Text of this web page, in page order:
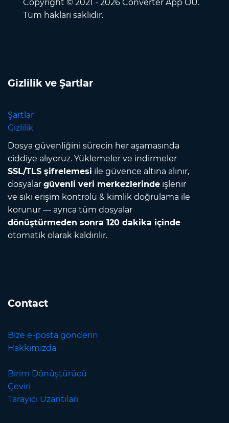
Copyright © 2021 - 2026 Converter App OÜ.
Tüm hakları saklıdır.
Gizlilik ve Şartlar
Şartlar
Gizlilik
Dosya güvenliğini sürecin her aşamasında
ciddiye alıyoruz. Yüklemeler ve indirmeler
SSL/TLS şifrelemesi ile güvence altına alınır,
dosyalar güvenli veri merkezlerinde işlenir
ve sıkı erişim kontrolü & kimlik doğrulama ile
korunur — ayrıca tüm dosyalar
dönüştürmeden sonra 120 dakika içinde
otomatik olarak kaldırılır.
Contact
Bize e-posta gönderin
Hakkımızda
Birim Dönüştürücü
Çeviri
Tarayıcı Uzantıları